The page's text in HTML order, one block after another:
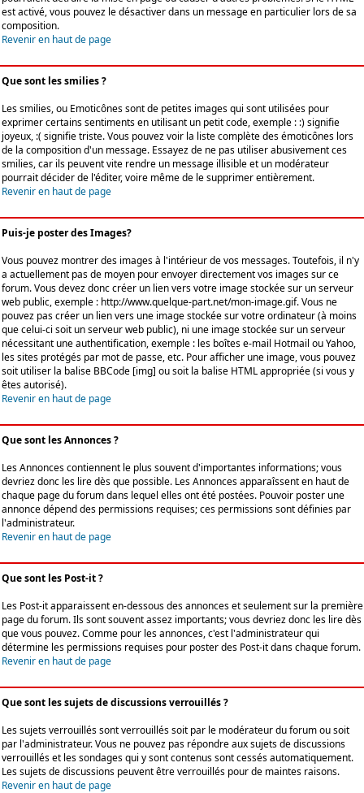
est activé, vous pouvez le désactiver dans un message en particulier lors de sa
composition.
Revenir en haut de page
Que sont les smilies ?
Les smilies, ou Emoticônes sont de petites images qui sont utilisées pour
exprimer certains sentiments en utilisant un petit code, exemple : :) signifie
joyeux, :( signifie triste. Vous pouvez voir la liste complète des émoticônes lors
de la composition d'un message. Essayez de ne pas utiliser abusivement ces
smilies, car ils peuvent vite rendre un message illisible et un modérateur
pourrait décider de l'éditer, voire même de le supprimer entièrement.
Revenir en haut de page
Puis-je poster des Images?
Vous pouvez montrer des images à l'intérieur de vos messages. Toutefois, il n'y
a actuellement pas de moyen pour envoyer directement vos images sur ce
forum. Vous devez donc créer un lien vers votre image stockée sur un serveur
web public, exemple : http://www.quelque-part.net/mon-image.gif. Vous ne
pouvez pas créer un lien vers une image stockée sur votre ordinateur (à moins
que celui-ci soit un serveur web public), ni une image stockée sur un serveur
nécessitant une authentification, exemple : les boîtes e-mail Hotmail ou Yahoo,
les sites protégés par mot de passe, etc. Pour afficher une image, vous pouvez
soit utiliser la balise BBCode [img] ou soit la balise HTML appropriée (si vous y
êtes autorisé).
Revenir en haut de page
Que sont les Annonces ?
Les Annonces contiennent le plus souvent d'importantes informations; vous
devriez donc les lire dès que possible. Les Annonces apparaîssent en haut de
chaque page du forum dans lequel elles ont été postées. Pouvoir poster une
annonce dépend des permissions requises; ces permissions sont définies par
l'administrateur.
Revenir en haut de page
Que sont les Post-it ?
Les Post-it apparaissent en-dessous des annonces et seulement sur la première
page du forum. Ils sont souvent assez importants; vous devriez donc les lire dès
que vous pouvez. Comme pour les annonces, c'est l'administrateur qui
détermine les permissions requises pour poster des Post-it dans chaque forum.
Revenir en haut de page
Que sont les sujets de discussions verrouillés ?
Les sujets verrouillés sont verrouillés soit par le modérateur du forum ou soit
par l'administrateur. Vous ne pouvez pas répondre aux sujets de discussions
verrouillés et les sondages qui y sont contenus sont cessés automatiquement.
Les sujets de discussions peuvent être verrouillés pour de maintes raisons.
Revenir en haut de page